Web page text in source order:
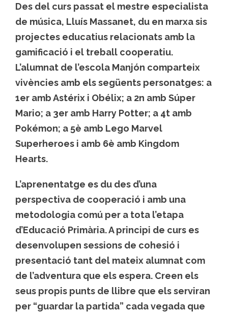
Des del curs passat el mestre especialista
de música, Lluís Massanet, du en marxa sis
projectes educatius relacionats amb la
gamificació i el treball cooperatiu.
L’alumnat de l’escola Manjón comparteix
vivències amb els següents personatges: a
1er amb Astérix i Obélix; a 2n amb Súper
Mario; a 3er amb Harry Potter; a 4t amb
Pokémon; a 5è amb Lego Marvel
Superheroes i amb 6è amb Kingdom
Hearts.
L’aprenentatge es du des d’una
perspectiva de cooperació i amb una
metodologia comú per a tota l’etapa
d’Educació Primària. A principi de curs es
desenvolupen sessions de cohesió i
presentació tant del mateix alumnat com
de l’adventura que els espera. Creen els
seus propis punts de llibre que els serviran
per “guardar la partida” cada vegada que